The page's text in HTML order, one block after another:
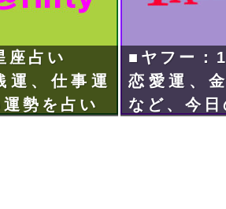
占い
運、仕事運
勢を占い
■ヤフー：
恋愛運、
など、今